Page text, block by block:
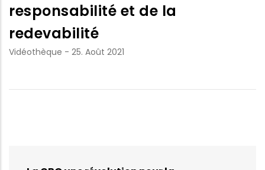
responsabilité et de la
redevabilité
Vidéothèque - 25. Août 2021